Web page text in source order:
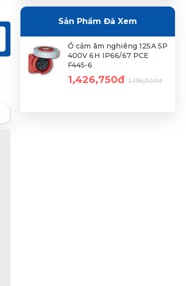
Sản Phẩm Đã Xem
Ổ cắm âm nghiêng 125A 5P
400V 6H IP66/67 PCE
F445-6
1,426,750đ 2,195,000đ